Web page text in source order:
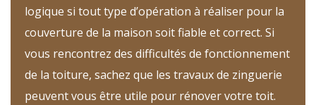
logique si tout type d’opération à réaliser pour la
couverture de la maison soit fiable et correct. Si
vous rencontrez des difficultés de fonctionnement
de la toiture, sachez que les travaux de zinguerie
peuvent vous être utile pour rénover votre toit.